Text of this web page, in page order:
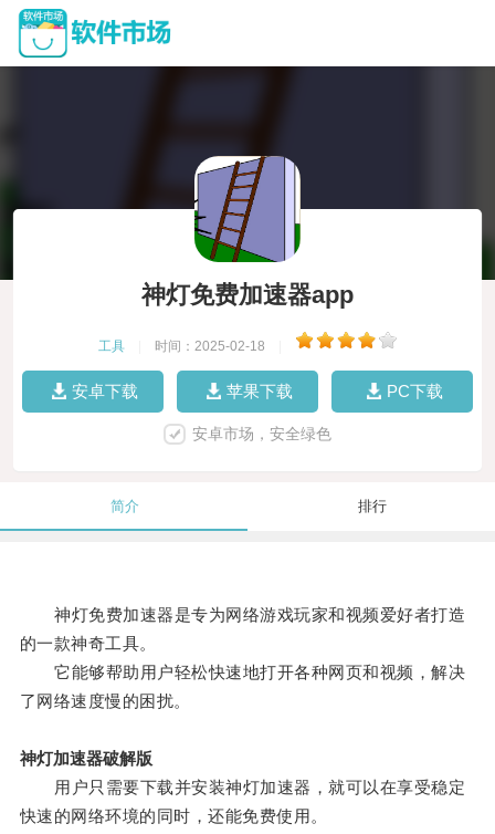
神灯免费加速器app
工具 时间：2025-02-18
安卓下载 苹果下载 PC下载
安卓市场，安全绿色
简介 排行
神灯免费加速器是专为网络游戏玩家和视频爱好者打造
的一款神奇工具。
它能够帮助用户轻松快速地打开各种网页和视频，解决
了网络速度慢的困扰。
神灯加速器破解版
用户只需要下载并安装神灯加速器，就可以在享受稳定
快速的网络环境的同时，还能免费使用。